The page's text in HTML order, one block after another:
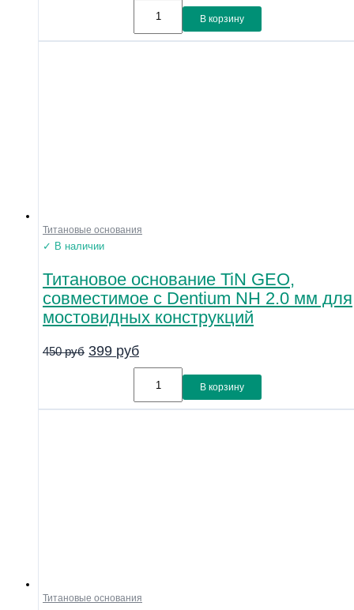
В корзину
Титановые основания
✓ В наличии
Титановое основание TiN GEO,
совместимое с Dentium NH 2.0 мм для
мостовидных конструкций
450руб 399 руб
В корзину
Титановые основания